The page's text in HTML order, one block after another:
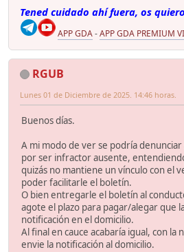
Tened cuidado ahí fuera, os
APP GDA-APP GDA PREMIUM
RGUB
Lunes 01 de Diciembre de 2025. 14:46 horas.
Buenos días.
A mi modo de ver se podría
por ser infractor ausente,
quizás no mantiene un vínculo con el
poder facilitarle el boletín.
O bien entregarle el boletín al
agote el plazo para pagar/alegar que
notificación en el domicilio.
Al final en cauce acabaría igual, con la
envie la notificación al domicilio.